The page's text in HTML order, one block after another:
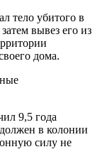
тело убитого в
вывез его из
дома.
9,5 года
в колонии
силу не